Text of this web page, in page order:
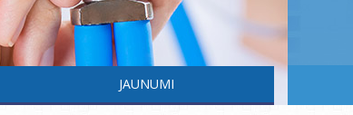
JAUNUMI